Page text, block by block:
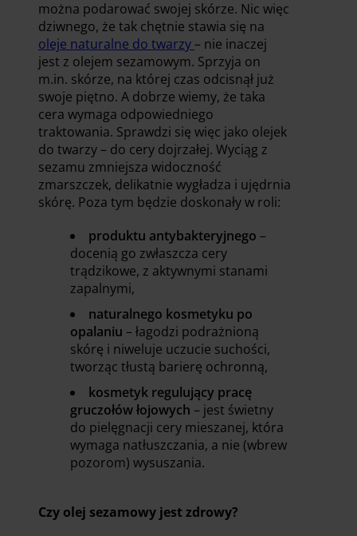
można podarować swojej skórze. Nic więc
dziwnego, że tak chętnie stawia się na
oleje naturalne do twarzy – nie inaczej
jest z olejem sezamowym. Sprzyja on
m.in. skórze, na której czas odcisnął już
swoje piętno. A dobrze wiemy, że taka
cera wymaga odpowiedniego
traktowania. Sprawdzi się więc jako olejek
do twarzy – do cery dojrzałej. Wyciąg z
sezamu zmniejsza widoczność
zmarszczek, delikatnie wygładza i ujędrnia
skórę. Poza tym będzie doskonały w roli:
produktu antybakteryjnego –
docenią go zwłaszcza cery
trądzikowe, z aktywnymi stanami
zapalnymi,
naturalnego kosmetyku po
opalaniu – łagodzi podrażnioną
skórę i niweluje uczucie suchości,
tworząc tłustą barierę ochronną,
kosmetyk regulujący pracę
gruczołów łojowych – jest świetny
do pielęgnacji cery mieszanej, która
wymaga natłuszczania, a nie (wbrew
pozorom) wysuszania.
Czy olej sezamowy jest zdrowy?